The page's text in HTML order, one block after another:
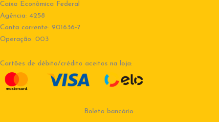
Caixa Econômica Federal
Agência: 4258
Conta corrente: 901636-7
Operação: 003
Cartões de débito/crédito aceitos na loja:
Boleto bancário: